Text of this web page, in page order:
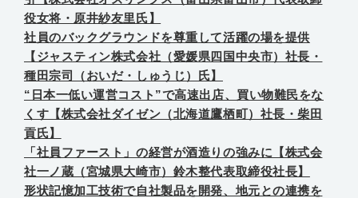
役女将・原井紗友里氏】
社員のバックグラウンドを尊重して活躍の場を提供
【ジャスティン株式会社（愛媛県四国中央市）社長・
種田宗司（おいだ・しゅうじ）氏】
“日本一低い運営コスト”で高速出店、買い物難民をな
くす【株式会社ダイゼン（北海道鷹栖町）社長・柴田
貢氏】
「社員ファースト」の経営が酒造りの強みに【株式会
社一ノ蔵（宮城県大崎市）鈴木整代表取締役社長】
形状記憶加工技術で自社製品を開発、地元との連携を